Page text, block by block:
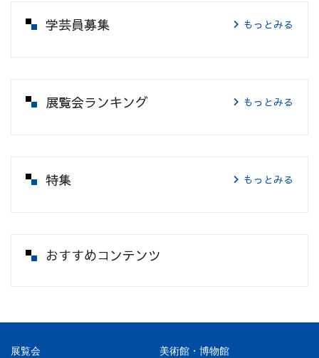
学芸員募集 もっとみる
展覧会ランキング もっとみる
特集 もっとみる
おすすめコンテンツ
展覧会 美術館・博物館